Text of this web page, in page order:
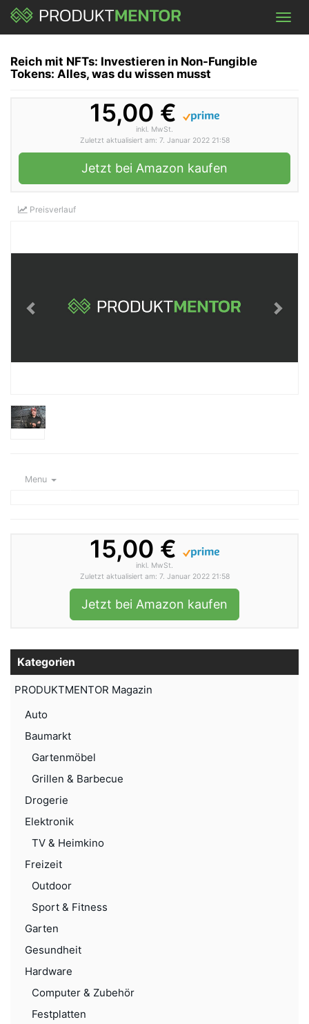
Skip
main
Reich mit NFTs: Investieren in Non-Fungible
Tokens: Alles, was du wissen musst
15,00 €
inkl. MwSt.
Zuletzt aktualisiert am: 7. Januar 2022 21:58
Jetzt bei Amazon kaufen
Preisverlauf
Menu
15,00 €
inkl. MwSt.
Zuletzt aktualisiert am: 7. Januar 2022 21:58
Jetzt bei Amazon kaufen
Kategorien
PRODUKTMENTOR Magazin
Auto
Baumarkt
Gartenmöbel
Grillen & Barbecue
Drogerie
Elektronik
TV & Heimkino
Freizeit
Outdoor
Sport & Fitness
Garten
Gesundheit
Hardware
Computer & Zubehör
Festplatten